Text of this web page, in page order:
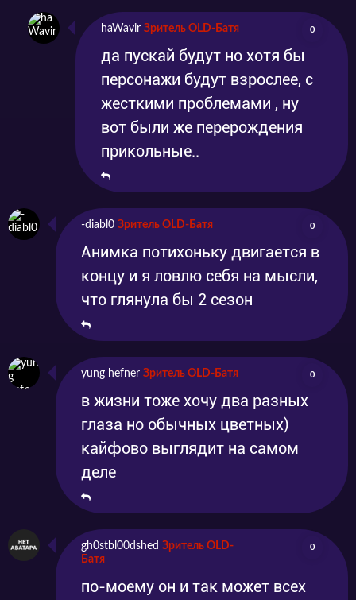
haWavir Зритель OLD-Батя 0
да пускай будут но хотя бы
персонажи будут взрослее, с
жесткими проблемами , ну
вот были же перерождения
прикольные..
-diabl0 Зритель OLD-Батя 0
Анимка потихоньку двигается в
концу и я ловлю себя на мысли,
что глянула бы 2 сезон
yung hefner Зритель OLD-Батя 0
в жизни тоже хочу два разных
глаза но обычных цветных)
кайфово выглядит на самом
деле
gh0stbl00dshed Зритель OLD-
Батя
0
по-моему он и так может всех